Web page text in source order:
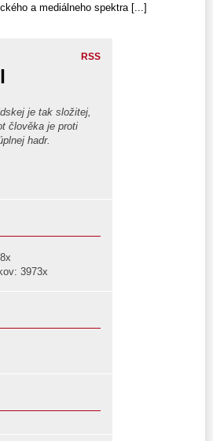
a mediálneho spektra [...]
RSS
je tak složitej,
člověka je proti
hadr.
3973x